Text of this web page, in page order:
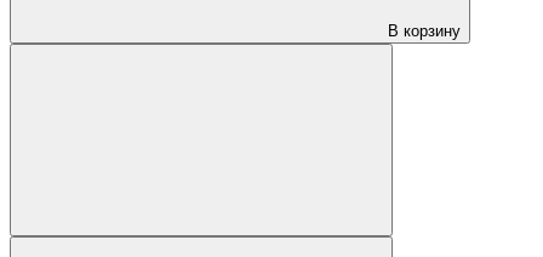
В корзину